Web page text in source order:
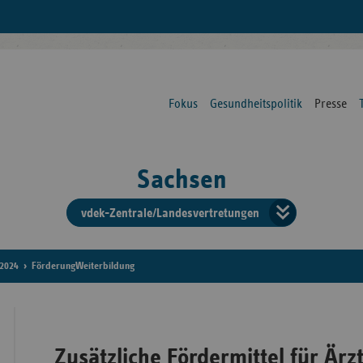
Fokus Gesundheitspolitik Presse
Sachsen
vdek-Zentrale/Landesvertretungen
der
2024 FörderungWeiterbildung
Zusätzliche Fördermittel für